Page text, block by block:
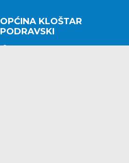
OPĆINA KLOŠTAR
PODRAVSKI